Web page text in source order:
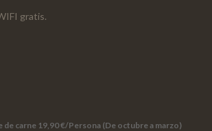
gratis.
carne 19,90 €/Persona (De octubre a marzo)